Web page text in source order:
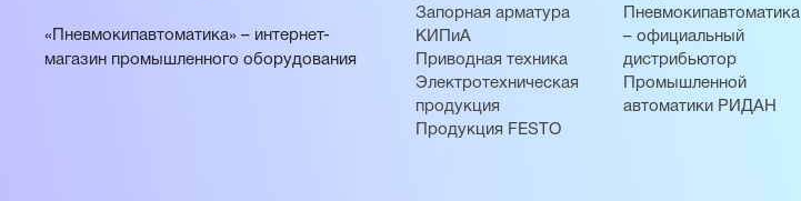
«Пневмокипавтоматика» – интернет-
магазин промышленного оборудования
Запорная арматура
КИПиА
Приводная техника
Электротехническая
продукция
Продукция FESTO
Пневмокипавтоматика
– официальный
дистрибьютор
Промышленной
автоматики РИДАН